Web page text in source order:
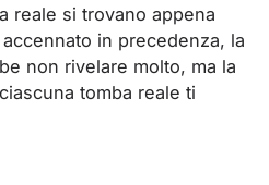
reale si trovano appena
in precedenza, la
non rivelare molto, ma la
tomba reale ti